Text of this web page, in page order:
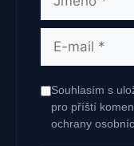
Souhlasím s
pro příští
ochrany